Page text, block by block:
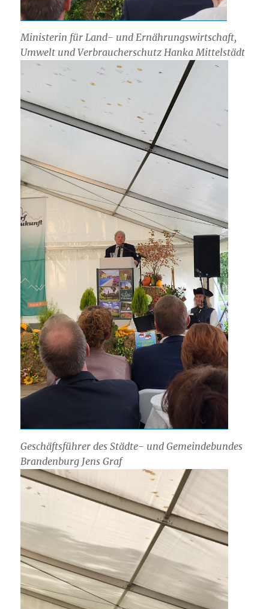
Ministerin für Land- und Ernährungswirtschaft,
Umwelt und Verbraucherschutz Hanka Mittelstädt
Geschäftsführer des Städte- und Gemeindebundes
Brandenburg Jens Graf